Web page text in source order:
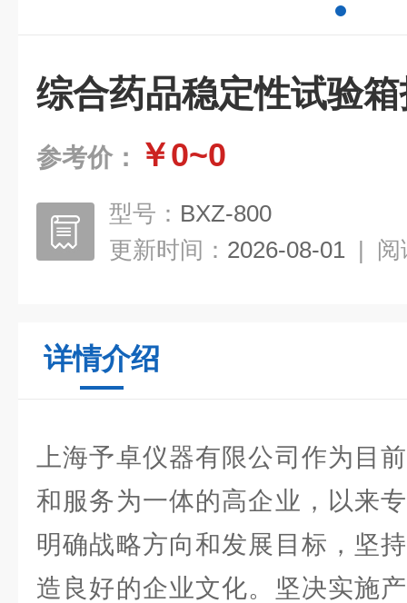
综合药品稳定性试验
参考价： ￥0~0
型号： BXZ-800
更新时间： 2026-08-01 | 阅
详情介绍
上海予卓仪器有限公司作为目
和服务为一体的高企业，以来
明确战略方向和发展目标，坚
造良好的企业文化。坚决实施